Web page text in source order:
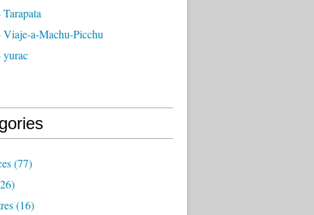
a-Machu-Picchu
(77)
(16)